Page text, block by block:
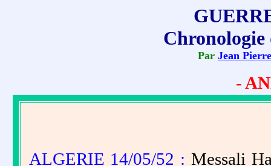
Chronologie
Par Jean
-
ALGERIE 14/05/52 : Messali